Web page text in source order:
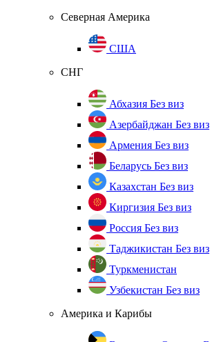
Северная Америка
США
СНГ
Абхазия Без виз
Азербайджан Без виз
Армения Без виз
Беларусь Без виз
Казахстан Без виз
Киргизия Без виз
Россия Без виз
Таджикистан Без виз
Туркменистан
Узбекистан Без виз
Америка и Карибы